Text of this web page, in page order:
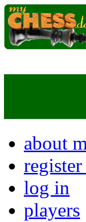
about
log in
players